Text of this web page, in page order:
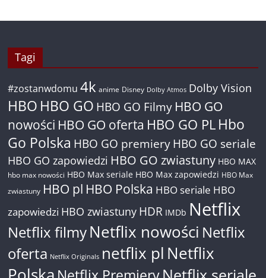
Tagi
#zostanwdomu 4k anime Disney Dolby Atmos Dolby Vision
HBO HBO GO HBO GO Filmy HBO GO
nowości HBO GO oferta HBO GO PL Hbo
Go Polska HBO GO premiery HBO GO seriale
HBO GO zapowiedzi HBO GO zwiastuny HBO MAX
hbo max nowości HBO Max seriale HBO Max zapowiedzi HBO Max
zwiastuny HBO pl HBO Polska HBO seriale HBO
zapowiedzi HBO zwiastuny HDR IMDb Netflix
Netflix filmyNetflix nowości Netflix
oferta Netflix Originals netflix pl Netflix